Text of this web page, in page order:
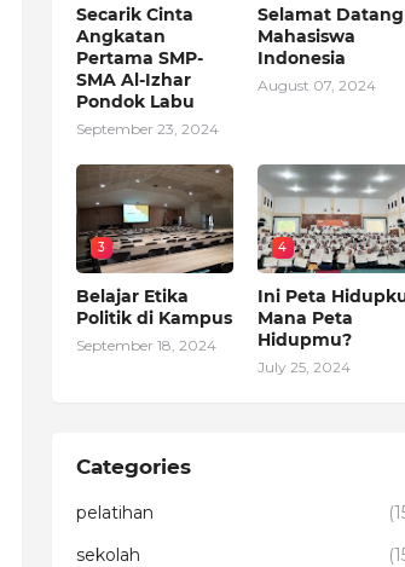
Secarik Cinta
Angkatan
Pertama SMP-
SMA Al-Izhar
Pondok Labu
September 23, 2024
Selamat Datang
Mahasiswa
Indonesia
August 07, 2024
3
Belajar Etika
Politik di Kampus
September 18, 2024
4
Ini Peta
Mana Peta
Hidupmu?
July 25, 2024
Categories
pelatihan
sekolah